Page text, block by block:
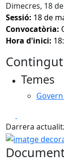
Dimecres, 18
Sessió: 18 de
Convocatòria:
Hora d'inici:
Temes
Darrera
imatge